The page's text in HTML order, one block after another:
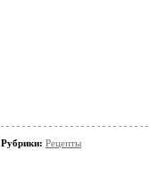
Рубрики: Рецепты